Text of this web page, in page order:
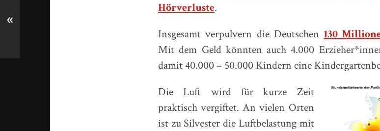
Hörverluste.
Insgesamt verpulvern die Deutschen 130
Mit dem Geld könnten auch 4.000
damit 40.000 – 50.000 Kindern eine
Die Luft wird für kurze Zeit
praktisch vergiftet. An vielen Orten
ist zu Silvester die Luftbelastung mit
«